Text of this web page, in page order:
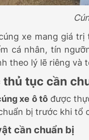
xe mang giá
cá nhân, tín
theo lý lẽ riêng và
thủ tục cần
xe ô tôđược
bị trước khi tổ
cần chuẩn bị